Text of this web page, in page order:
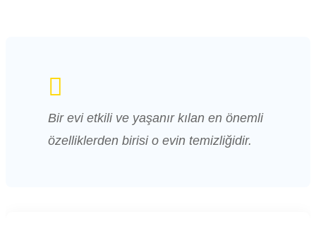
Bir evi etkili ve yaşanır kılan en önemli
özelliklerden birisi o evin temizliğidir.